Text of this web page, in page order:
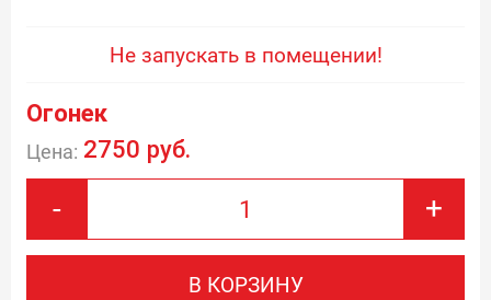
Не запускать в помещении!
Огонек
Цена: 2750 руб.
- +
В КОРЗИНУ